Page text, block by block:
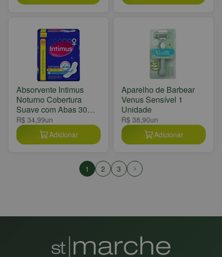
Absorvente Intimus
Noturno Cobertura
Suave com Abas 30
Unidades
R$ 34,99un
Adicionar
Aparelho de Barbear
Venus Sensível 1
Unidade
R$ 38,90un
Adicionar
1 2 3